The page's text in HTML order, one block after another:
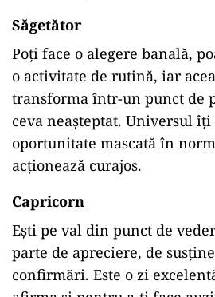
Săgetător
Poți face o alegere banală,
o activitate de rutină, iar
transforma într-un punct de
ceva neașteptat. Universul
oportunitate mascată în
acționează curajos.
Capricorn
Ești pe val din punct de
parte de apreciere, de
confirmări. Este o zi